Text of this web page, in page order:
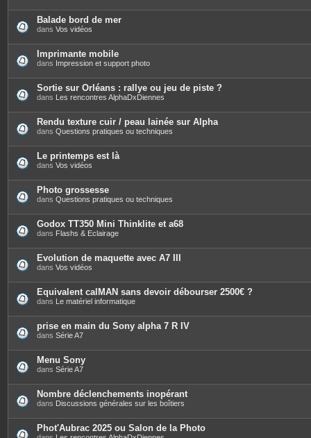
t
Balade bord de mer
dans Vos vidéos
Imprimante mobile
dans Impression et support photo
Sortie sur Orléans : rallye ou jeu de piste ?
dans Les rencontres AlphaDxDiennes
Rendu texture cuir / peau lainée sur Alpha
dans Questions pratiques ou techniques
Le printemps est là
dans Vos vidéos
Photo grossesse
dans Questions pratiques ou techniques
Godox TT350 Mini Thinklite et a68
dans Flashs & Eclairage
Evolution de maquette avec A7 III
dans Vos vidéos
Equivalent calMAN sans devoir débourser 2500€ ?
dans Le matériel informatique
prise en main du Sony alpha 7 R IV
dans Série A7
Menu Sony
dans Série A7
Nombre déclenchements inopérant
dans Discussions générales sur les boîtiers
Phot'Aubrac 2025 ou Salon de la Photo